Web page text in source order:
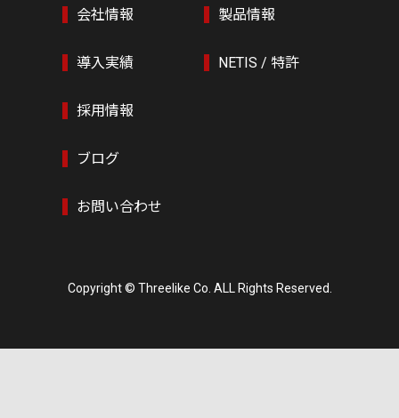
会社情報 製品情報
導入実績 NETIS / 特許
採用情報
ブログ
お問い合わせ
Copyright © Threelike Co. ALL Rights Reserved.